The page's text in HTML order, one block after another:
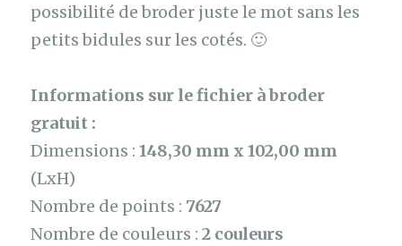
possibilité de broder juste le mot sans les
petits bidules sur les cotés. 🙂
Informations sur le fichier à broder
gratuit :
Dimensions :148,30 mm x 102,00 mm
(LxH)
Nombre de points : 7627
Nombre de couleurs :2 couleurs